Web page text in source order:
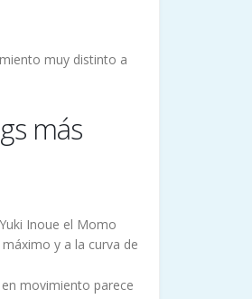
muy distinto a
más
Inoue el Momo
y a la curva de
movimiento parece